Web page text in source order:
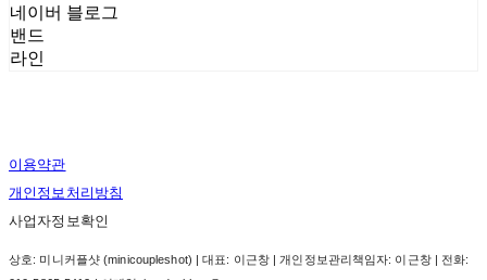
네이버 블로그
밴드
라인
이용약관
개인정보처리방침
사업자정보확인
상호: 미니커플샷 (minicoupleshot) | 대표: 이근창 | 개인정보관리책임자: 이근창 | 전화: